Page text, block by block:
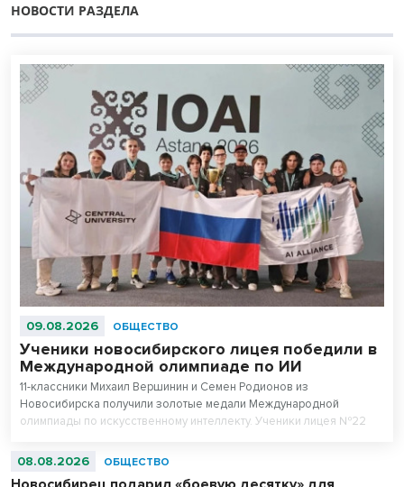
НОВОСТИ РАЗДЕЛА
09.08.2026 ОБЩЕСТВО
Ученики новосибирского лицея победили в
Международной олимпиаде по ИИ
11-классники Михаил Вершинин и Семен Родионов из
Новосибирска получили золотые медали Международной
олимпиады по искусственному интеллекту. Ученики лицея №22
абсолютными чемпионами соревнований.
08.08.2026 ОБЩЕСТВО